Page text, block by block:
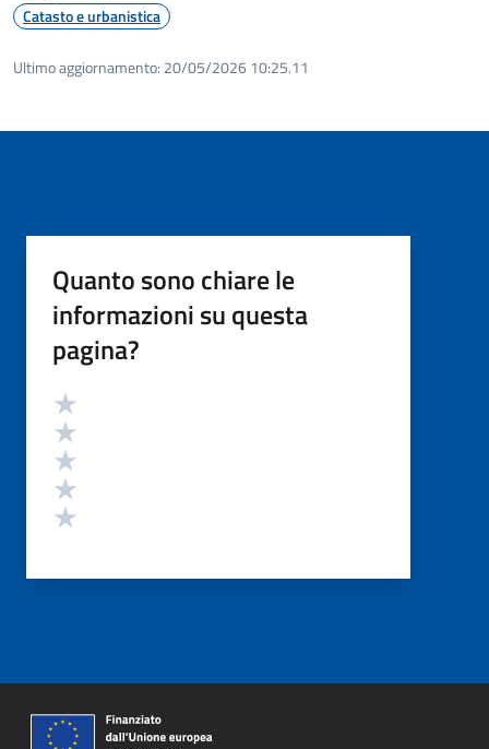
Catasto e urbanistica
Ultimo aggiornamento: 20/05/2026 10:25.11
Quanto sono chiare le
informazioni su questa
pagina?
Valutazione